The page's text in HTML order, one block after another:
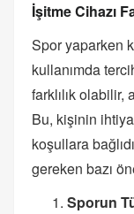
İşitme Cihazı
Spor yaparken
kullanımda
farklılık
Bu, kişinin
koşullara
gereken bazı
Sporun